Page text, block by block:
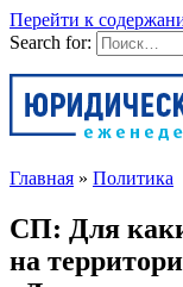
Перейти к
Search for:
Главная » Политика
СП: Для
на